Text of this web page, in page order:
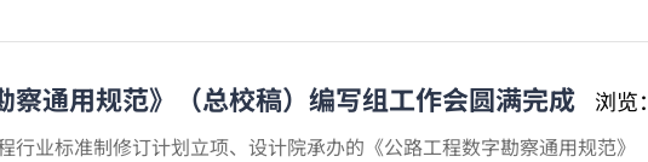
通用规范》（总校稿）编写组工作会圆满完成 浏览：
业标准制修订计划立项、设计院承办的《公路工程数字勘察通用规